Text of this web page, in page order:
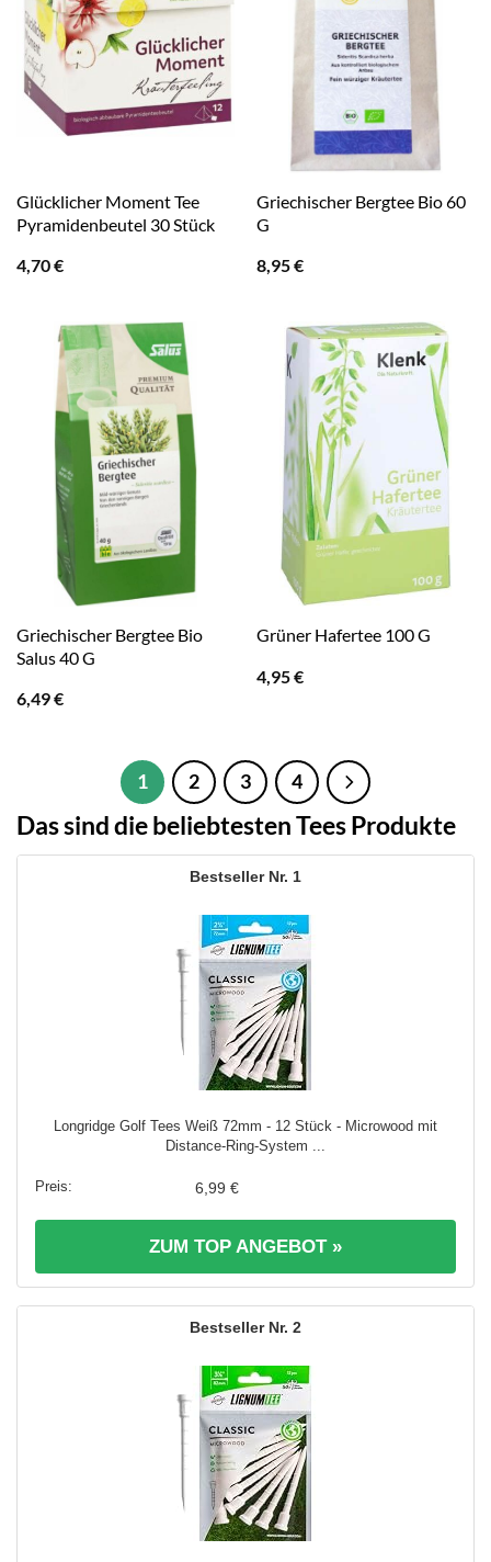
Glücklicher Moment Tee
Pyramidenbeutel 30 Stück
4,70€
Griechischer Bergtee Bio 60
G
8,95€
Griechischer Bergtee Bio
Salus 40 G
6,49€
Grüner Hafertee 100 G
4,95€
1 2 3 4
Das sind die beliebtesten Tees Produkte
1
Longridge Golf Tees Weiß 72mm - 12 Stück - Microwood mit
Distance-Ring-System ...
6,99 €
ZUM TOP ANGEBOT »
2